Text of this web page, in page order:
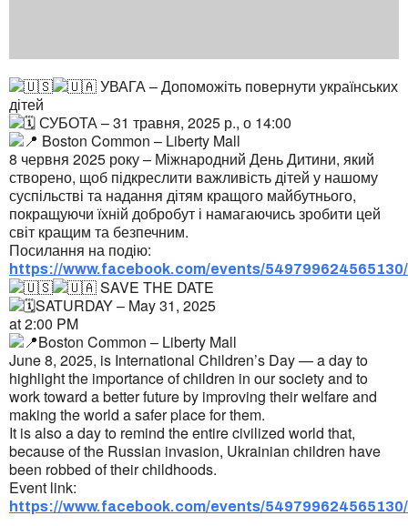
УВАГА – Допоможіть повернути українських
дітей
СУБОТА – 31 травня, 2025 р., о 14:00
Boston Common – Liberty Mall
8 червня 2025 року – Міжнародний День Дитини, який
створено, щоб підкреслити важливість дітей у нашому
суспільстві та надання дітям кращого майбутнього,
покращуючи їхній добробут і намагаючись зробити цей
світ кращим та безпечним.
Посилання на подію:
https://www.facebook.com/events/549799624565130/
SAVE THE DATE
SATURDAY – May 31, 2025
at 2:00 PM
Boston Common – Liberty Mall
June 8, 2025, is International Children’s Day — a day to
highlight the importance of children in our society and to
work toward a better future by improving their welfare and
making the world a safer place for them.
It is also a day to remind the entire civilized world that,
because of the Russian invasion, Ukrainian children have
been robbed of their childhoods.
Event link:
https://www.facebook.com/events/549799624565130/